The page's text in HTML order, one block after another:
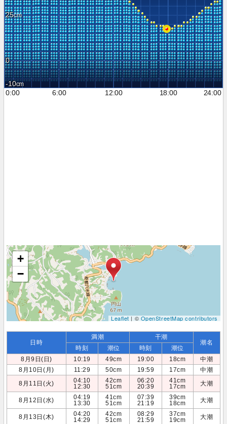
25
0
-10
0:00
6:00 12:00 18:00 24:00
+
−
Leaflet| ©OpenStreetMap contributors
日時
満潮 干潮
潮名
時刻 潮位 時刻
潮位
8月9日(日)
10:19 49cm 19:00 18cm
中潮
8月10日(月)
11:29 50cm 19:59 17cm
中潮
8月11日(火)
04:10
12:30
42cm
51cm
06:20
20:39
41cm
17cm
大潮
8月12日(水)
04:19
13:30
41cm
51cm
07:39
21:19
39cm
18cm
大潮
8月13日(木)
04:20
14:29
42cm
51cm
08:29
21:59
37cm
19cm
大潮